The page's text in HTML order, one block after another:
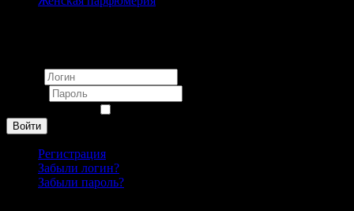
Войти
Регистрация
Забыли логин?
Забыли пароль?